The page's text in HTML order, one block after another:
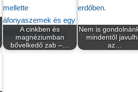
A cinkben és
magnéziumban
bővelkedő zab –…
Nem is
mindentől
az…